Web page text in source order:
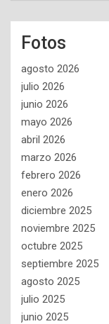
Fotos
agosto 2026
julio 2026
junio 2026
mayo 2026
abril 2026
marzo 2026
febrero 2026
enero 2026
diciembre 2025
noviembre 2025
octubre 2025
septiembre 2025
agosto 2025
julio 2025
junio 2025